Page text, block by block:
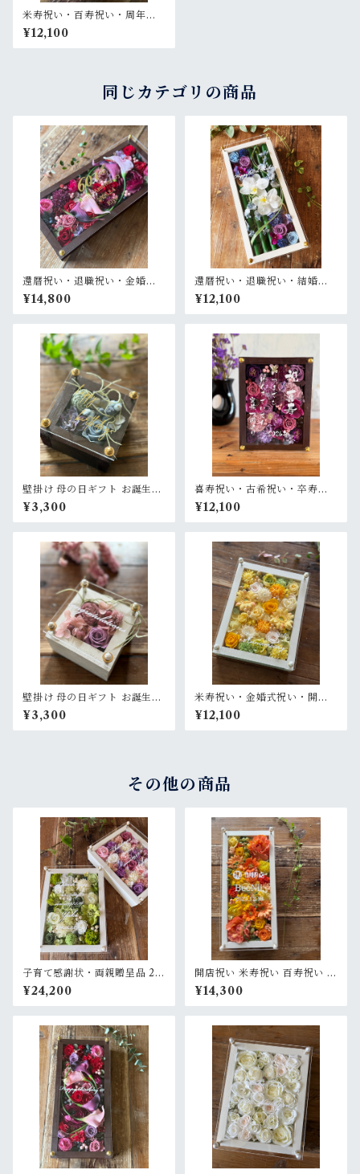
米寿祝い・百寿祝い・周年祝
い・退職祝い【名入れ】プリ
ザーブドフラワーアレンジ ウ
ッドフレーム 茶木枠〈イエロ
¥12,100
同じカテゴリの商品
還暦祝い・退職祝い・金婚式
祝い・周年祝い【名入れ ゴー
ルド文字】プリザーブドフラ
ワーアレンジ ウッドフレーム
ー〉
¥14,800
還暦祝い・退職祝い・結婚式
両親贈呈品【名入れ】プリザ
ーブドフラワーアレンジ 和風
白木枠ロング〈竹 青紫 〉名入
式両親贈呈品に
¥12,100
壁掛け 母の日ギフト お誕生日
ギフト 開店祝い 退職祝い【名
入れ】プリザーブドフラワー
アレンジ ウッドフレーム 茶木
¥3,300
喜寿祝い・古希祝い・卒寿祝
い・長寿祝い・結婚記念日祝
い【名入れ】プリザーブドフ
ラワーアレンジ ウッドフレー
¥12,100
壁掛け 母の日ギフト お誕生日
ギフト 開店祝い 退職祝い【名
入れ】プリザーブドフラワー
アレンジウッドフレーム 白木
¥3,300
米寿祝い・金婚式祝い・開店
祝い・サロンオープン祝い・
退職祝い【名入れ】プリザー
ブドフラワーアレンジ ウッド
¥12,100
その他の商品
子育て感謝状・両親贈呈品 2個
セット【名入れ】 プリザーブ
ドフラワーアレンジ ウッドフ
レーム〈白グリーン＆ピンク
¥24,200
開店祝い 米寿祝い 百寿祝い 周
年祝い【名入れ】プリザーブ
ドフラワーアレンジ ウッドフ
レーム ロング木枠〈イエロー
¥14,300